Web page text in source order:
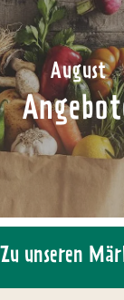
August
Zu unseren